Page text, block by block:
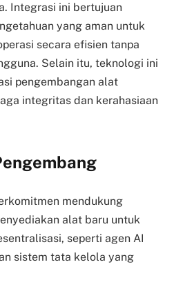
Integrasi ini bertujuan
yang aman untuk
secara efisien tanpa
Selain itu, teknologi ini
pengembangan alat
integritas dan kerahasiaan
mendukung
alat baru untuk
seperti agen AI
sistem tata kelola yang